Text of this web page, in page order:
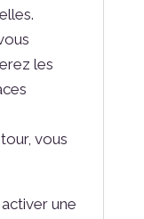
les
vous
une